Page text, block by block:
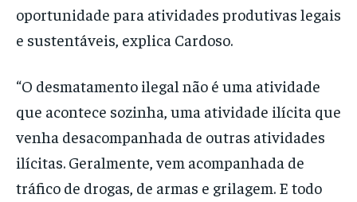
oportunidade para atividades produtivas legais
e sustentáveis, explica Cardoso.
“O desmatamento ilegal não é uma atividade
que acontece sozinha, uma atividade ilícita que
venha desacompanhada de outras atividades
ilícitas. Geralmente, vem acompanhada de
tráfico de drogas, de armas e grilagem. E todo